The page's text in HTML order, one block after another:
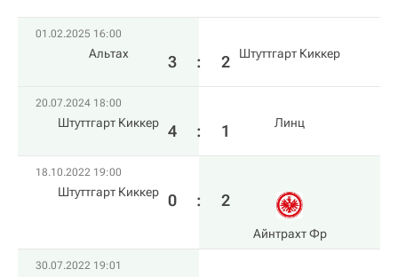
01.02.2025 16:00
Альтах 3 : 2 Штуттгарт Киккер
20.07.2024 18:00
Штуттгарт Киккер 4 : 1 Линц
18.10.2022 19:00
Штуттгарт Киккер 0 : 2
Айнтрахт Фр
30.07.2022 19:01